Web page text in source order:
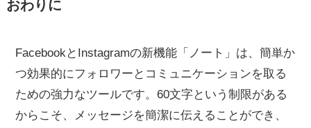
おわりに
FacebookとInstagramの新機能「ノート」は、簡単か
つ効果的にフォロワーとコミュニケーションを取る
ための強力なツールです。60文字という制限がある
からこそ、メッセージを簡潔に伝えることができ、